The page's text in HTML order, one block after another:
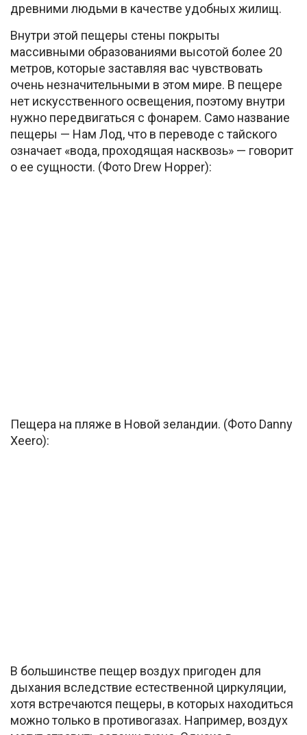
древними людьми в качестве удобных жилищ.
Внутри этой пещеры стены покрыты
массивными образованиями высотой более 20
метров, которые заставляя вас чувствовать
очень незначительными в этом мире. В пещере
нет искусственного освещения, поэтому внутри
нужно передвигаться с фонарем. Само название
пещеры — Нам Лод, что в переводе с тайского
означает «вода, проходящая насквозь» — говорит
о ее сущности. (Фото Drew Hopper):
Пещера на пляже в Новой зеландии. (Фото Danny
Xeero):
В большинстве пещер воздух пригоден для
дыхания вследствие естественной циркуляции,
хотя встречаются пещеры, в которых находиться
можно только в противогазах. Например, воздух